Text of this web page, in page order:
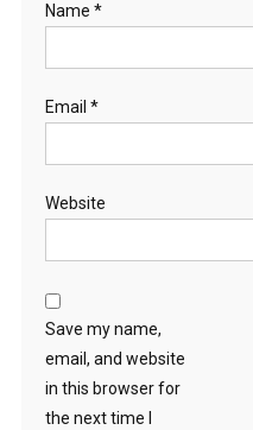
Name *
Email *
Website
Save my name,
email, and website
in this browser for
the next time I